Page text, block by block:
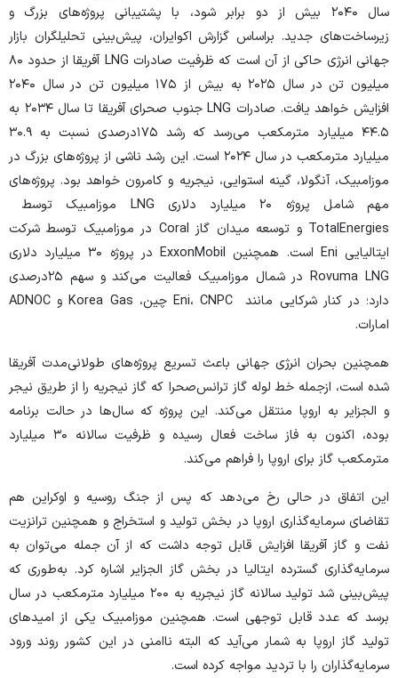
سال ۲۰۴۰ بیش از دو برابر شود، با پشتیبانی پروژه‌های بزرگ و
زیرساخت‌های جدید. بر‌اساس گزارش اکوایران، پیش‌بینی تحلیلگران بازار
جهانی انرژی حاکی از آن است که ظرفیت صادرات LNG آفریقا از حدود ۸۰
میلیون تن در سال ۲۰۲۵ به بیش از ۱۷۵ میلیون تن در سال ۲۰۴۰
افزایش خواهد یافت. صادرات LNG جنوب صحرای آفریقا تا سال ۲۰۳۴ به
۴۴.۵ میلیارد مترمکعب می‌رسد که رشد ۱۷۵درصدی نسبت به ۳۰.۹
میلیارد مترمکعب در سال ۲۰۲۴ است. این رشد ناشی از پروژه‌های بزرگ در
موزامبیک، آنگولا، گینه استوایی، نیجریه و کامرون خواهد بود. پروژه‌های
مهم شامل پروژه ۲۰ میلیارد دلاری LNG موزامبیک توسط
TotalEnergies و توسعه میدان گاز Coral در موزامبیک توسط شرکت
ایتالیایی Eni است. همچنین ExxonMobil در پروژه ۳۰ میلیارد دلاری
Rovuma LNG در شمال موزامبیک فعالیت می‌کند و سهم ۲۵‌درصدی
دارد؛ در کنار شرکایی مانند Eni، CNPC چین، Korea Gas و ADNOC
امارات.
همچنین بحران انرژی جهانی باعث تسریع پروژه‌های طولانی‌مدت آفریقا
شده است، از‌جمله خط لوله گاز ترانس‌صحرا که گاز نیجریه را از طریق نیجر
و الجزایر به اروپا منتقل می‌کند. این پروژه که سال‌ها در حالت برنامه
بوده، اکنون به فاز ساخت فعال رسیده و ظرفیت سالانه ۳۰ میلیارد
مترمکعب گاز برای اروپا را فراهم می‌کند.
این اتفاق در حالی رخ می‌دهد که پس از جنگ روسیه و اوکراین هم
تقاضای سرمایه‌گذاری اروپا در بخش تولید و استخراج و همچنین ترانزیت
نفت و گاز آفریقا افزایش قابل توجه داشت که از آن جمله می‌توان به
سرمایه‌گذاری گسترده ایتالیا در بخش گاز الجزایر اشاره کرد. به‌طوری که
پیش‌بینی شد تولید سالانه گاز نیجریه به ۲۰۰ میلیارد مترمکعب در سال
برسد که عدد قابل توجهی است. همچنین موزامبیک یکی از امید‌های
تولید گاز اروپا به شمار می‌آید که البته ناامنی در این کشور روند ورود
سرمایه‌گذاران را با تردید مواجه کرده است.